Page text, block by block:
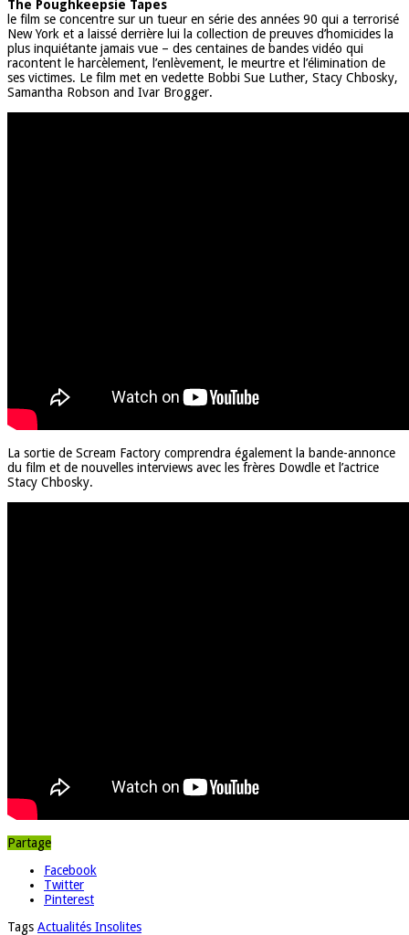
The Poughkeepsie Tapes
le film se concentre sur un tueur en série des années 90 qui a terrorisé
New York et a laissé derrière lui la collection de preuves d’homicides la
plus inquiétante jamais vue – des centaines de bandes vidéo qui
racontent le harcèlement, l’enlèvement, le meurtre et l’élimination de
ses victimes. Le film met en vedette Bobbi Sue Luther, Stacy Chbosky,
Samantha Robson and Ivar Brogger.
La sortie de Scream Factory comprendra également la bande-annonce
du film et de nouvelles interviews avec les frères Dowdle et l’actrice
Stacy Chbosky.
Partage
Facebook
Twitter
Pinterest
Tags Actualités Insolites